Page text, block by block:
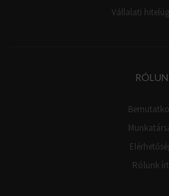
Vállalati
Rólunk